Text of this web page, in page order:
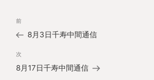
稿
ナ
ゲ
シ
過
去
の
投
稿
前
8月3日千寿中間通信
次
の
投
次
8月17日千寿中間通信